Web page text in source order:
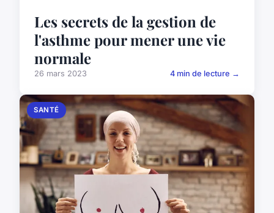
Les secrets de la gestion de
l'asthme pour mener une vie
normale
26 mars 2023 4 min de lecture →
SANTÉ